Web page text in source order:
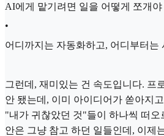
AI에게 맡기려면 일을 어떻게 쪼개야
•
어디까지는 자동화하고, 어디부터는
그런데, 재미있는 건 속도입니다. 프
안 됐는데, 이미 아이디어가 쏟아지
"내가 귀찮았던 것"들이 하나씩 떠오
안은 그냥 참고 하던 일들인데, 이제